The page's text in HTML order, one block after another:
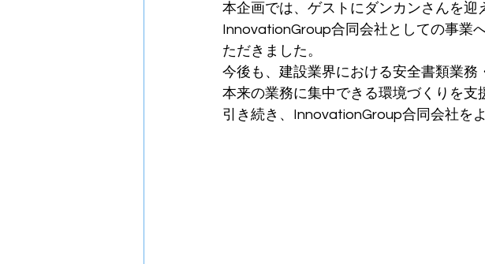
本企画では、ゲストにダンカンさんを迎
InnovationGroup合同会社としての事業
ただきました。
今後も、建設業界における安全書類業
本来の業務に集中できる環境づくりを支
引き続き、InnovationGroup合同会社を